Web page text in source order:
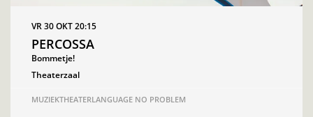
PERCOSSA
Bommetje!
VR 30 OKT20:15
Theaterzaal
MUZIEKTHEATERLANGUAGE NO PROBLEM